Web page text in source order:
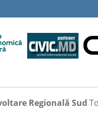
Regională Sud